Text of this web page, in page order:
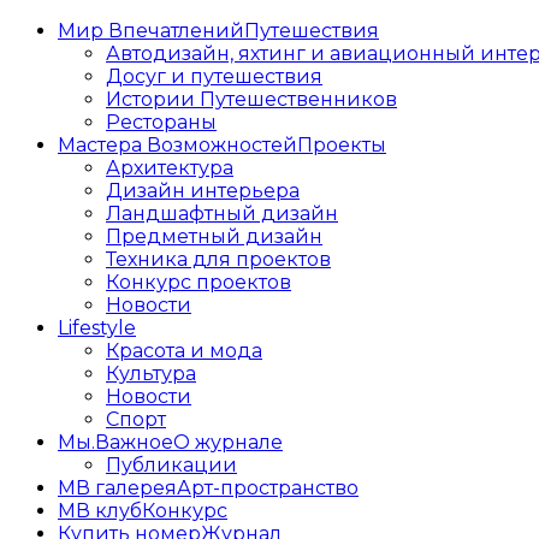
Мир Впечатлений Путешествия
Автодизайн, яхтинг и авиационный
Досуг и путешествия
Истории Путешественников
Рестораны
Мастера Возможностей Проекты
Архитектура
Дизайн интерьера
Ландшафтный дизайн
Предметный дизайн
Техника для проектов
Конкурс проектов
Новости
Lifestyle
Красота и мода
Культура
Новости
Спорт
Мы.ВажноеО журнале
Публикации
МВ галереяАрт-пространство
МВ клуб Конкурс
Купить номерЖурнал